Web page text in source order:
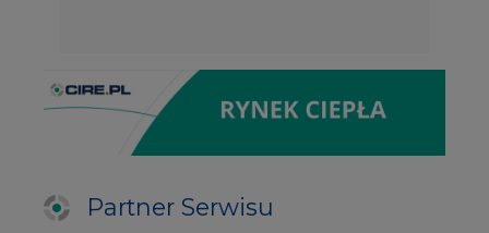
Partner Serwisu